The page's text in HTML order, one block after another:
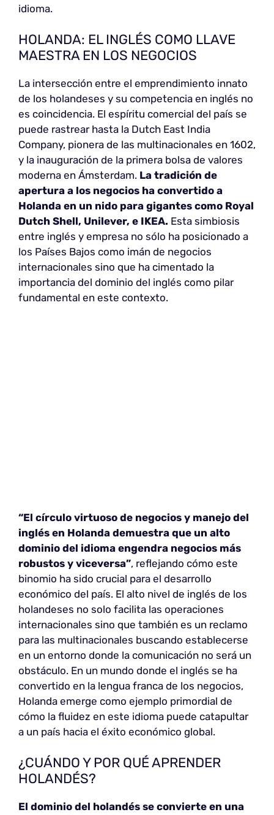
idioma.
HOLANDA: EL INGLÉS COMO LLAVE
MAESTRA EN LOS NEGOCIOS
La intersección entre el emprendimiento innato
de los holandeses y su competencia en inglés no
es coincidencia. El espíritu comercial del país se
puede rastrear hasta la Dutch East India
Company, pionera de las multinacionales en 1602,
y la inauguración de la primera bolsa de valores
moderna en Ámsterdam. La tradición de
apertura a los negocios ha convertido a
Holanda en un nido para gigantes como Royal
Dutch Shell, Unilever, e IKEA. Esta simbiosis
entre inglés y empresa no sólo ha posicionado a
los Países Bajos como imán de negocios
internacionales sino que ha cimentado la
importancia del dominio del inglés como pilar
fundamental en este contexto.
“El círculo virtuoso de negocios y manejo del
inglés en Holanda demuestra que un alto
dominio del idioma engendra negocios más
robustos y viceversa”, reflejando cómo este
binomio ha sido crucial para el desarrollo
económico del país. El alto nivel de inglés de los
holandeses no solo facilita las operaciones
internacionales sino que también es un reclamo
para las multinacionales buscando establecerse
en un entorno donde la comunicación no será un
obstáculo. En un mundo donde el inglés se ha
convertido en la lengua franca de los negocios,
Holanda emerge como ejemplo primordial de
cómo la fluidez en este idioma puede catapultar
a un país hacia el éxito económico global.
¿CUÁNDO Y POR QUÉ APRENDER
HOLANDÉS?
El dominio del holandés se convierte en una